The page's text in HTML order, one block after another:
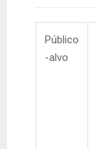
Público
-alvo